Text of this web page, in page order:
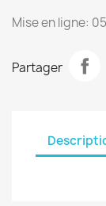
Mise en ligne:
Partager